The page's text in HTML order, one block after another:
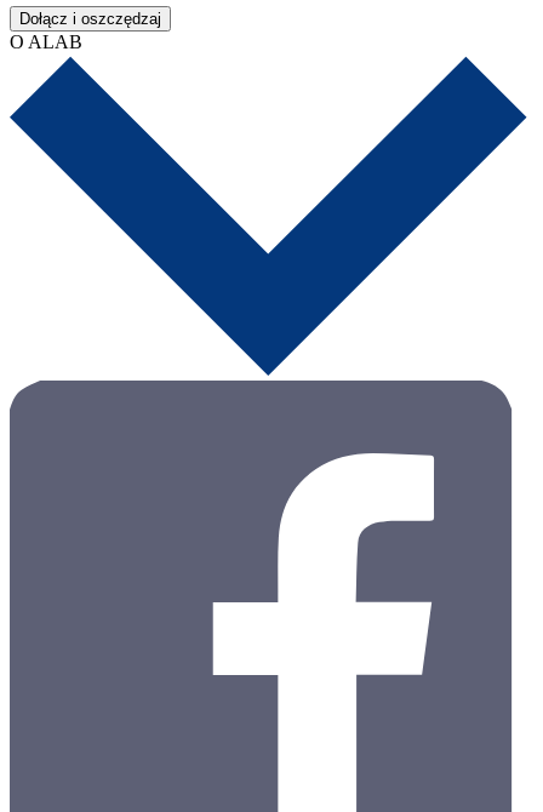
Dołącz i oszczędzaj
O ALAB